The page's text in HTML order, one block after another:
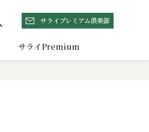
サライプレミアム倶楽部
サライPremium